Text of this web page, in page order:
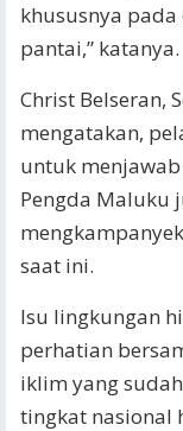
khususnya
pantai,” katanya.
Christ Belseran,
mengatakan,
untuk
Pengda Maluku
saat ini.
Isu lingkungan
perhatian
iklim yang
tingkat nasional